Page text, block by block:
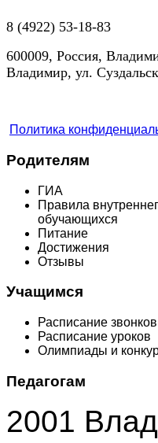
8 (4922) 53-18-83
600009, Россия,
Владимир, ул.
Политика
Родителям
ГИА
Правила
обучающихся
Питание
Достижения
Отзывы
Учащимся
Расписание звонков
Расписание уроков
Олимпиады и
Педагогам
2001